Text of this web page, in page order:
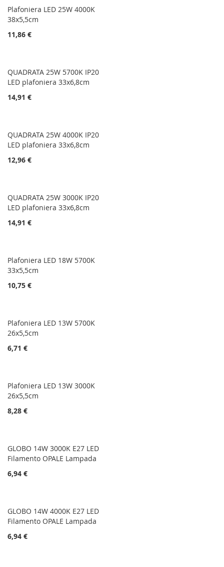
Plafoniera LED 25W 4000K
38x5,5cm
11,86 €
QUADRATA 25W 5700K IP20
LED plafoniera 33x6,8cm
14,91 €
QUADRATA 25W 4000K IP20
LED plafoniera 33x6,8cm
12,96 €
QUADRATA 25W 3000K IP20
LED plafoniera 33x6,8cm
14,91 €
Plafoniera LED 18W 5700K
33x5,5cm
10,75 €
Plafoniera LED 13W 5700K
26x5,5cm
6,71 €
Plafoniera LED 13W 3000K
26x5,5cm
8,28 €
GLOBO 14W 3000K E27 LED
Filamento OPALE Lampada
6,94 €
GLOBO 14W 4000K E27 LED
Filamento OPALE Lampada
6,94 €